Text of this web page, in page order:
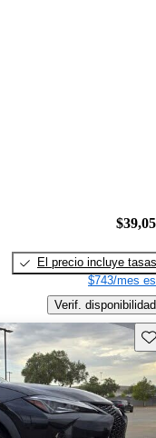
El precio incluye tasas
$743/mes
Verif. disponibilidad